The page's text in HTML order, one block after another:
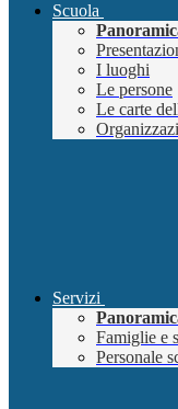
Scuola
I luoghi
Le persone
Le carte
Servizi
Famiglie e
Personale